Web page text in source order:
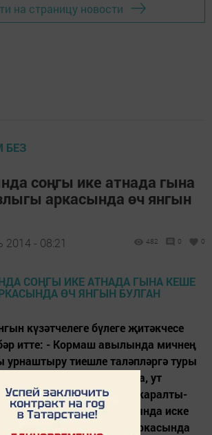
на страницу новости
БЕЗ
соңгы ике атнада гына
аркасында өч янгын
2014 - 08:21 482 0 0
күзәтчелеге бүлеге җитәкчесе
итте: - Кормаш авылында мичнең
урнаштыру тиешле таләпләргә туры
сәбәпчесе булды. Ярый ла, ут
йортка һәм башка каралты-
Әлмәндәр авылында иске
кыска ялганышы аркасында